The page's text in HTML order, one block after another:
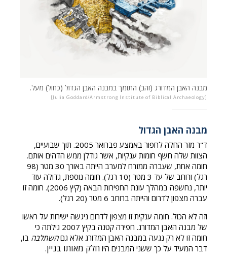
מבנה האבן המדורג (זהב) התומך במבנה האבן הגדול (כחול) מעל.
Julia Goddard/Armstrong Institute of Biblical Archaeology
מבנה האבן הגדול
ד"ר מזר החלה לחפור באמצע פברואר 2005. תוך שבועיים,
הצוות שלה חשף חומות ענקיות, אשר גודלן ממש הדהים אותם.
חומה אחת, שעברה ממזרח למערב הייתה באורך 30 מטר (98
רגל) ורוחב של עד 3 מטר (10 רגל). חומה נוספת, גדולה עוד
יותר, נחשפה במהלך עונת החפירות הבאה (קיץ 2006). חומה זו
עברה מצפון לדרום והייתה ברוחב 6 מטר (20 רגל).
וזה לא הכול. חומה ענקית זו מצפון לדרום ניגשה ישירות על ראשו
של מבנה האבן המדורג. חפירה קטנה בקיץ 2007 גילתה כי
חומה זו לא רק נגעה במבנה האבן המדורג אלא גםהשתלבה בו,
דבר המעיד על כך ששני המבנים היו חלק מאותו בניין.